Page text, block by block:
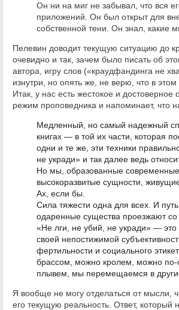
Он ни на миг не забывал, что вся
приложений. Он был открыт для
собственной тени. Он знал, какие
Пелевин доводит текущую ситуацию до
очевидно и так, зачем было писать об
автора, игру слов («краудфандинга не
изнутри, но опять же, не верю, что в
Итак, у нас есть жестокое и
режим проповедника и напоминает, что
Медленный, но самый надежный
книгах — в той их части, которая
одни и те же, эти техники
не укради» и так далее ведь
Но мы, образованные
высокоразвитые сущности,
Ах, если бы.
Сила тяжести одна для всех. И
одаренные существа проезжают со
«Не лги, не убий, не укради» — это
своей непостижимой
фертильности и социального
брассом, можно кролем, можно по-
плывем, мы перемещаемся в
Я вообще не могу отделаться от мысли,
его текущую реальность. Ответ,